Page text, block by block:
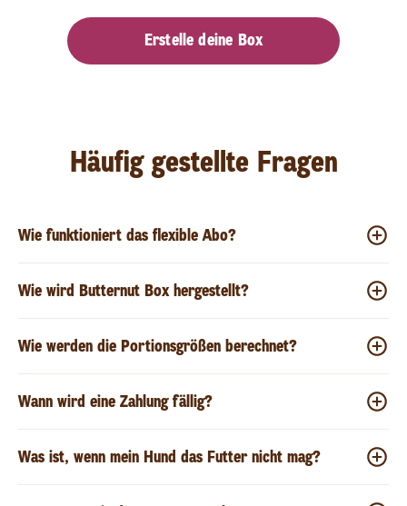
Erstelle deine Box
Häufig gestellte Fragen
Wie funktioniert das flexible Abo?
Wie wird Butternut Box hergestellt?
Wie werden die Portionsgrößen berechnet?
Wann wird eine Zahlung fällig?
Was ist, wenn mein Hund das Futter nicht mag?